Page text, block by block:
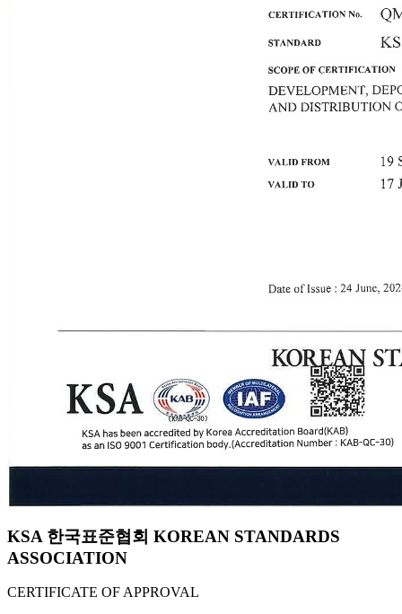
KSA 한국표준협회 KOREAN STANDARDS
ASSOCIATION
CERTIFICATE OF APPROVAL